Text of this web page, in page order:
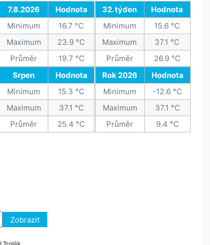
7.8.2026
Hodnota
Minimum
16.7 °C
Maximum
23.9 °C
Průměr
19.7 °C
32. týden
Hodnota
Minimum
15.6 °C
Maximum
37.1 °C
Průměr
26.9 °C
Srpen
Hodnota
Minimum
15.3 °C
Maximum
37.1 °C
Průměr
25.4 °C
Rok 2026
Hodnota
Minimum
-12.6 °C
Maximum
37.1 °C
Průměr
9.4 °C
Zobrazit